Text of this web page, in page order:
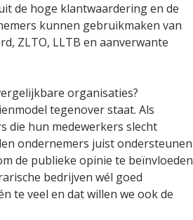
de hoge klantwaardering en de
kunnen gebruikmaken van
ZLTO, LLTB en aanverwante
organisaties?
tegenover staat. Als
die hun medewerkers slecht
ondernemers juist ondersteunen
de publieke opinie te beïnvloeden
bedrijven wél goed
te veel en dat willen we ook de